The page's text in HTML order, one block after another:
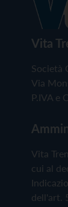
Vita
Società
Via
P.IVA e
Vita
cui al
dell'art.